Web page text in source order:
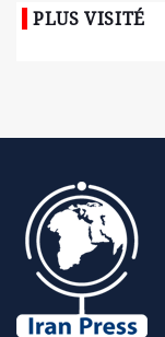
PLUS VISITÉ